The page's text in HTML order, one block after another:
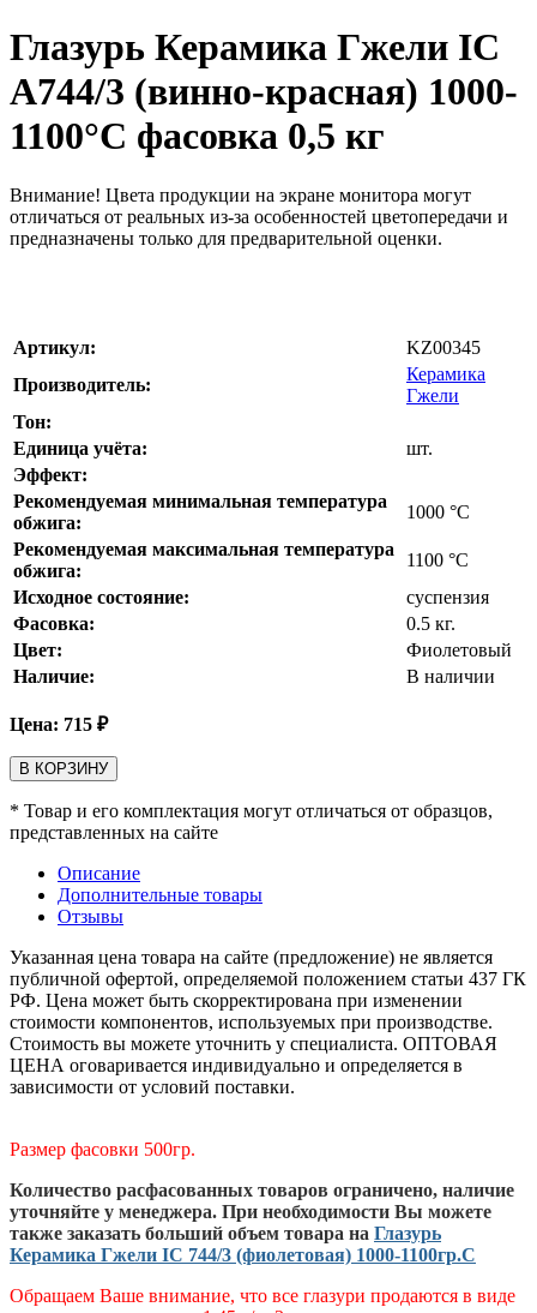
Глазурь Керамика Гжели IC
A744/3 (винно-красная) 1000-
1100°С фасовка 0,5 кг
Внимание! Цвета продукции на экране монитора могут
отличаться от реальных из-за особенностей цветопередачи и
предназначены только для предварительной оценки.
Артикул:
KZ00345
Производитель:
Керамика
Гжели
Тон:
Единица учёта:
шт.
Эффект:
Рекомендуемая минимальная температура
обжига:
1000 °С
Рекомендуемая максимальная температура
обжига:
1100 °С
Исходное состояние:
суспензия
Фасовка:
0.5 кг.
Цвет:
Фиолетовый
Наличие:
В наличии
Цена: 715 ₽
В КОРЗИНУ
* Товар и его комплектация могут отличаться от образцов,
представленных на сайте
Описание
Дополнительные товары
Отзывы
Указанная цена товара на сайте (предложение) не является
публичной офертой, определяемой положением статьи 437 ГК
РФ. Цена может быть скорректирована при изменении
стоимости компонентов, используемых при производстве.
Стоимость вы можете уточнить у специалиста. ОПТОВАЯ
ЦЕНА оговаривается индивидуально и определяется в
зависимости от условий поставки.
Размер фасовки 500гр.
Количество расфасованных товаров ограничено, наличие
уточняйте у менеджера. При необходимости Вы можете
также заказать больший объем товара на Глазурь
Керамика Гжели IC 744/3 (фиолетовая) 1000-1100гр.С
Обращаем Ваше внимание, что все глазури продаются в виде